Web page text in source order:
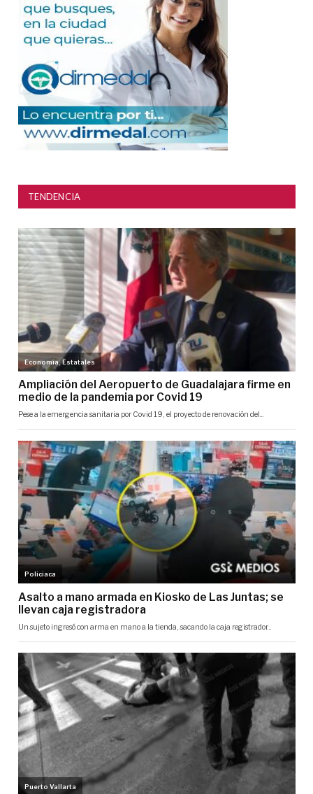
TENDENCIA